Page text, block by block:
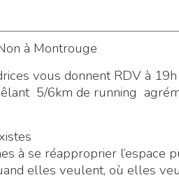
à Montrouge
vous donnent RDV à
5/6km de running
à se réapproprier l’espace
elles veulent, où elles